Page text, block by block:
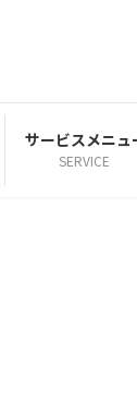
サービスメニュ
SERVICE